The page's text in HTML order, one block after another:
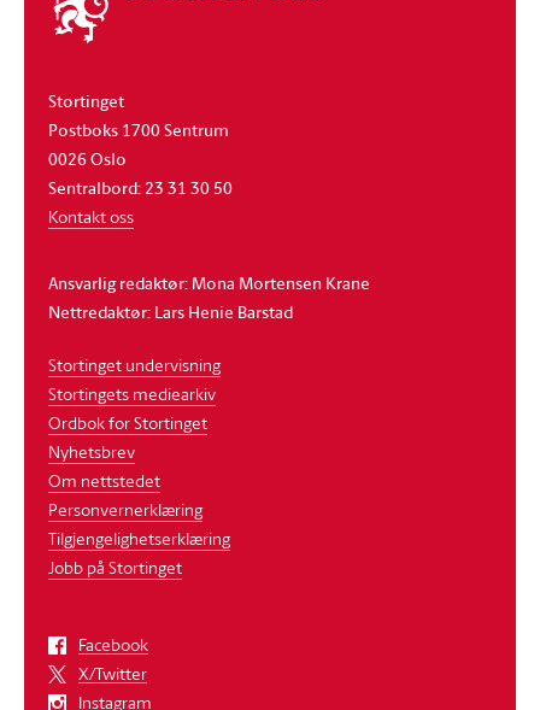
stortinget
Stortinget
Postboks 1700 Sentrum
0026 Oslo
Sentralbord: 23 31 30 50
Kontakt oss
Ansvarlig redaktør: Mona Mortensen Krane
Nettredaktør: Lars Henie Barstad
Stortinget undervisning
Stortingets mediearkiv
Ordbok for Stortinget
Nyhetsbrev
Om nettstedet
Personvernerklæring
Tilgjengelighetserklæring
Jobb på Stortinget
Facebook
X/Twitter
Instagram